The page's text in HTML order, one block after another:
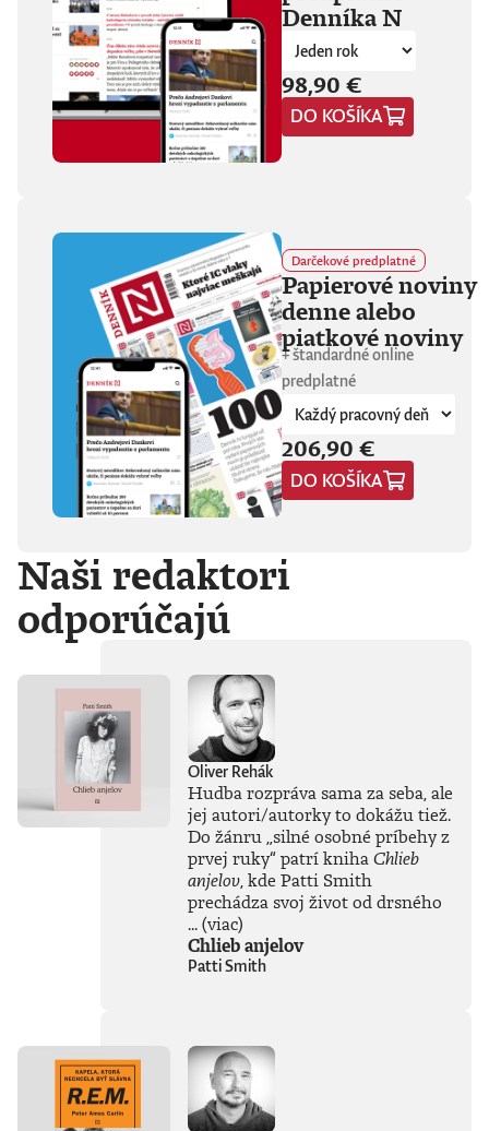
fanúšikovia aj
kritika dávajú palec
hore. Hrá pred
tisíckami ľudí na
festivaloch, vo
vypredaných sálach
aj v malých
punkových
ľudia, ktorí sa
predtým nepoznali,
vedú intenzívny
dialóg o hudbe a
stave sveta. V
štrnástich
tematicky
zameraných
kapitolách príde
okrem iného reč na
punk, trap,
rock’n’roll, Beatles,
Sex Pistols,
Dostojevského,
Hegela, Boha, GG
psychické diagnózy,
lásku, násilie,
rómstvo, working
class, anarchizmus,
okultizmus,
fašizmus, revolúciu,
imagináciu, Garáže,
gitaru, klavír,
mamu, otca aj
brata.Štyri
medzihry vo forme
posluchových
jukeboxov testujú
Denisov hudobný
rozhľad. Body
pozbiera takmer za
všetko.Za rozhovor
s Denisom Bangom
o Beatles, ktorý je
Denníka N
98,90 €
DO KOŠÍKA
Darčekové predplatné
Papierové noviny
denne alebo
piatkové noviny
+ štandardné online
predplatné
206,90 €
DO KOŠÍKA
Naši redaktori
odporúčajú
Oliver Rehák
Hudba rozpráva sama za seba, ale
jej autori/autorky to dokážu tiež.
Do žánru „silné osobné príbehy z
prvej ruky“patrí knihaChlieb
anjelov, kde Patti Smith
prechádza svoj život od drsného
...(viac)
Chlieb anjelov
Patti Smith